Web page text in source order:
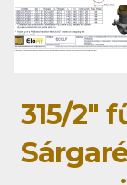
315/2"